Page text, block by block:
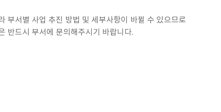
부서별 사업 추진 방법 및 세부사항이 바뀔 수 있으므로
반드시 부서에 문의해주시기 바랍니다.